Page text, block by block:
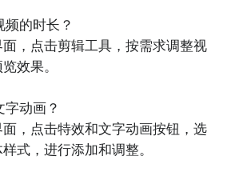
这款APP提供了多种美化工具和
松地美化照片。您可以通过调整
让您的照片更加有个性。
APP提供了多种美颜和美化工
的时长？
，点击剪辑工具，按需求调整视
效果。
动画？
，点击特效和文字动画按钮，选
式，进行添加和调整。